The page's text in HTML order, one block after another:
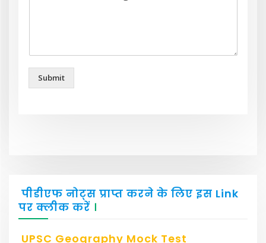
Submit
पीडीएफ नोट्स प्राप्त करने के लिए इस Link
पर क्लीक करें ।
UPSC Geography Mock Test